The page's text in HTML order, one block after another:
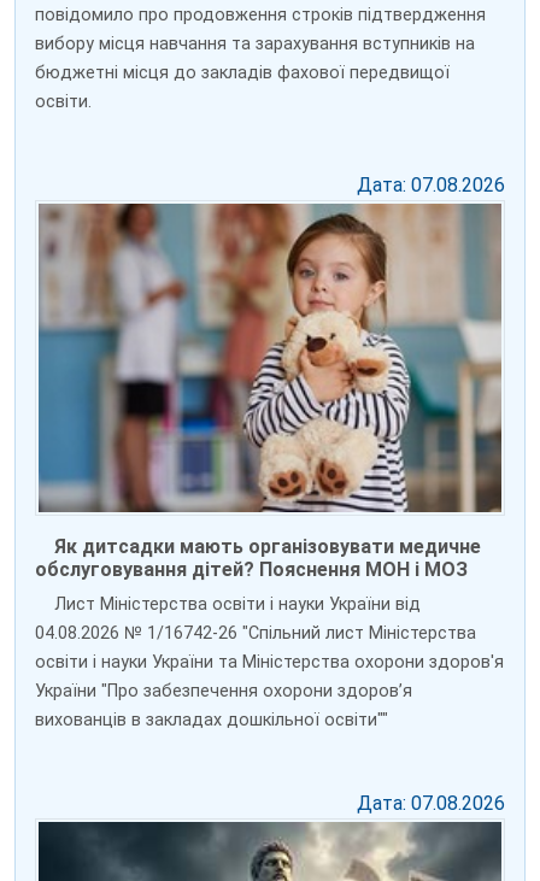
повідомило про продовження строків підтвердження
вибору місця навчання та зарахування вступників на
бюджетні місця до закладів фахової передвищої
освіти.
Дата: 07.08.2026
Як дитсадки мають організовувати медичне
обслуговування дітей? Пояснення МОН і МОЗ
Лист Міністерства освіти і науки України від
04.08.2026 № 1/16742-26 "Спільний лист Міністерства
освіти і науки України та Міністерства охорони здоров'я
України "Про забезпечення охорони здоров’я
вихованців в закладах дошкільної освіти""
Дата: 07.08.2026